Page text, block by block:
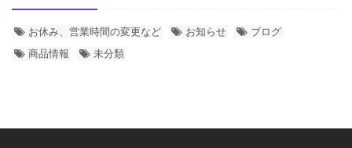
お休み、営業時間の変更など お知らせ
ブログ
商品情報
未分類